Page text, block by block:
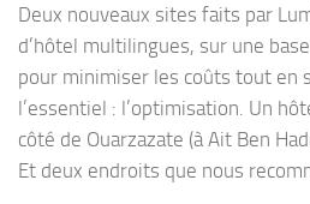
Deux nouveaux sites faits par
d’hôtel multilingues, sur une
pour minimiser les coûts tout en
l’essentiel : l’optimisation. Un
côté de Ouarzazate (à Ait Ben
Et deux endroits que nous